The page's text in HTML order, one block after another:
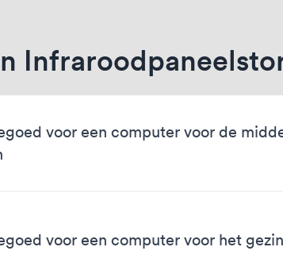
voor een computer voor de
voor een computer voor het